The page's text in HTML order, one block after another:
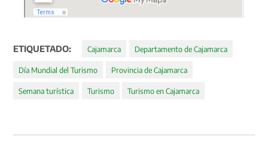
ETIQUETADO: Cajamarca Departamento de Cajamarca
Día Mundial del Turismo Provincia de Cajamarca
Semana turística Turismo Turismo en Cajamarca